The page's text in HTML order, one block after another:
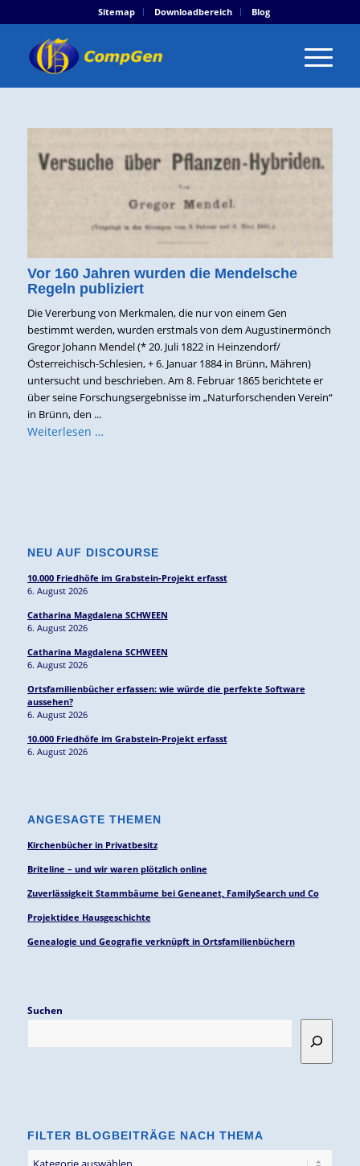
Sitemap Downloadbereich Blog
Vor 160 Jahren wurden die Mendelsche
Regeln publiziert
Die Vererbung von Merkmalen, die nur von einem Gen
bestimmt werden, wurden erstmals von dem Augustinermönch
Gregor Johann Mendel (* 20. Juli 1822 in Heinzendorf/
Österreichisch-Schlesien, + 6. Januar 1884 in Brünn, Mähren)
untersucht und beschrieben. Am 8. Februar 1865 berichtete er
über seine Forschungsergebnisse im „Naturforschenden Verein“
in Brünn, den ...
Weiterlesen …
NEU AUF DISCOURSE
10.000 Friedhöfe im Grabstein-Projekt erfasst
6. August 2026
Catharina Magdalena SCHWEEN
6. August 2026
Catharina Magdalena SCHWEEN
6. August 2026
Ortsfamilienbücher erfassen: wie würde die perfekte Software
aussehen?
6. August 2026
10.000 Friedhöfe im Grabstein-Projekt erfasst
6. August 2026
ANGESAGTE THEMEN
Kirchenbücher in Privatbesitz
Briteline – und wir waren plötzlich online
Zuverlässigkeit Stammbäume bei Geneanet, FamilySearch und Co
Projektidee Hausgeschichte
Genealogie und Geografie verknüpft in Ortsfamilienbüchern
Suchen
FILTER BLOGBEITRÄGE NACH THEMA